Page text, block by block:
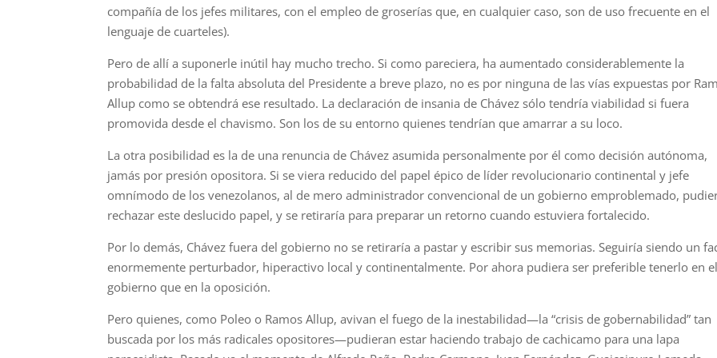
compañía de los jefes militares, con el empleo de groserías que, en cualquier caso, son de uso frecuente en el
lenguaje de cuarteles).
Pero de allí a suponerle inútil hay mucho trecho. Si como pareciera, ha aumentado considerablemente la
probabilidad de la falta absoluta del Presidente a breve plazo, no es por ninguna de las vías expuestas por
Allup como se obtendrá ese resultado. La declaración de insania de Chávez sólo tendría viabilidad si fuera
promovida desde el chavismo. Son los de su entorno quienes tendrían que amarrar a su loco.
La otra posibilidad es la de una renuncia de Chávez asumida personalmente por él como decisión autónoma,
jamás por presión opositora. Si se viera reducido del papel épico de líder revolucionario continental y jefe
omnímodo de los venezolanos, al de mero administrador convencional de un gobierno emproblemado,
rechazar este deslucido papel, y se retiraría para preparar un retorno cuando estuviera fortalecido.
Por lo demás, Chávez fuera del gobierno no se retiraría a pastar y escribir sus memorias. Seguiría siendo un
enormemente perturbador, hiperactivo local y continentalmente. Por ahora pudiera ser preferible tenerlo en el
gobierno que en la oposición.
Pero quienes, como Poleo o Ramos Allup, avivan el fuego de la inestabilidad—la “crisis de gobernabilidad” tan
buscada por los más radicales opositores—pudieran estar haciendo trabajo de cachicamo para una lapa